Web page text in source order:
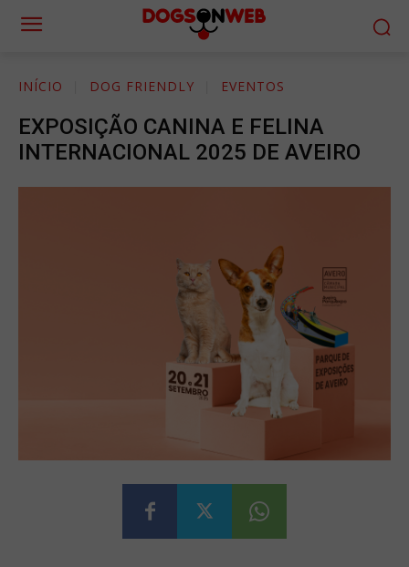
INÍCIO DOG FRIENDLY EVENTOS
EXPOSIÇÃO CANINA E FELINA
INTERNACIONAL 2025 DE AVEIRO